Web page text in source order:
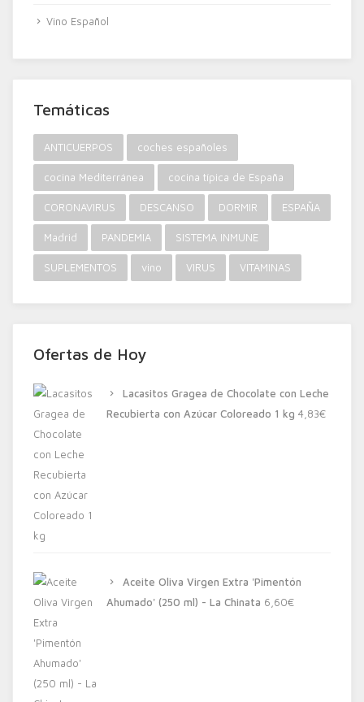
Vino Español
Temáticas
ANTICUERPOS coches españoles
cocina Mediterránea cocina típica de España
CORONAVIRUS DESCANSO DORMIR ESPAÑA
Madrid PANDEMIA SISTEMA INMUNE
SUPLEMENTOS vino VIRUS VITAMINAS
Ofertas de Hoy
Lacasitos Gragea de Chocolate con Leche
Recubierta con Azúcar Coloreado 1 kg 4,83€
Aceite Oliva Virgen Extra 'Pimentón
Ahumado' (250 ml) - La Chinata 6,60€